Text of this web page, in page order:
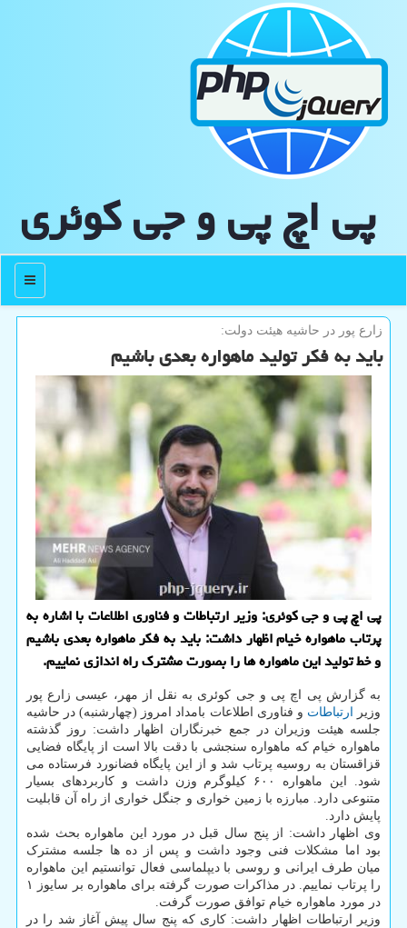
پی اچ پی و جی كوئری
منو
زارع پور در حاشیه هیئت دولت:
باید به فکر تولید ماهواره بعدی باشیم
پی اچ پی و جی کوئری: وزیر ارتباطات و فناوری اطلاعات با اشاره به
پرتاب ماهواره خیام اظهار داشت: باید به فکر ماهواره بعدی باشیم
و خط تولید این ماهواره ها را بصورت مشترک راه اندازی نماییم.
به گزارش پی اچ پی و جی کوئری به نقل از مهر، عیسی زارع پور
وزیر
ارتباطات و فناوری اطلاعات بامداد امروز (چهارشنبه) در حاشیه
جلسه هیئت وزیران در جمع خبرنگاران اظهار داشت: روز گذشته
ماهواره خیام که ماهواره سنجشی با دقت بالا است از پایگاه فضایی
قزاقستان به روسیه پرتاب شد و از این پایگاه فضانورد فرستاده می
شود. این ماهواره ۶۰۰ کیلوگرم وزن داشت و کاربردهای بسیار
متنوعی دارد. مبارزه با زمین خواری و جنگل خواری از راه آن قابلیت
پایش دارد.
وی اظهار داشت: از پنج سال قبل در مورد این ماهواره بحث شده
بود اما مشکلات فنی وجود داشت و پس از ده ها جلسه مشترک
میان طرف ایرانی و روسی با دیپلماسی فعال توانستیم این ماهواره
را پرتاب نماییم. در مذاکرات صورت گرفته برای ماهواره بر سایوز ۱
در مورد ماهواره خیام توافق صورت گرفت.
وزیر ارتباطات اظهار داشت: کاری که پنج سال پیش آغاز شد را در